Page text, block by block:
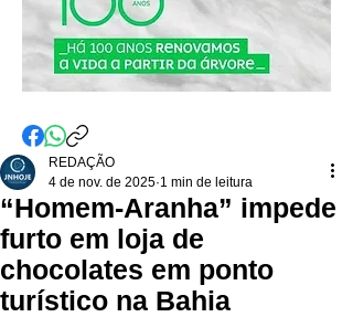
“Homem-Aranha” impede
furto em loja de
chocolates em ponto
turístico na Bahia
REDAÇÃO
4 de nov. de 2025 1 min de leitura